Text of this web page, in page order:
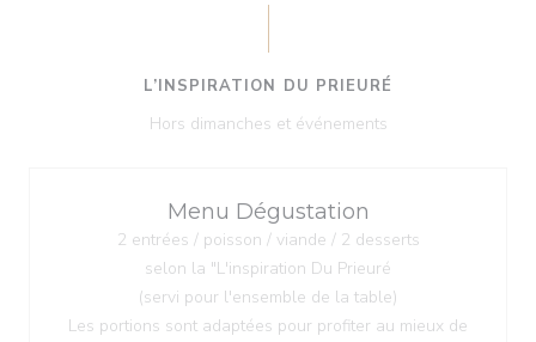
L’INSPIRATION DU PRIEURÉ
Hors dimanches et événements
Menu Dégustation
2 entrées / poisson / viande / 2 desserts
selon la "L'inspiration Du Prieuré
(servi pour l'ensemble de la table)
Les portions sont adaptées pour profiter au mieux de